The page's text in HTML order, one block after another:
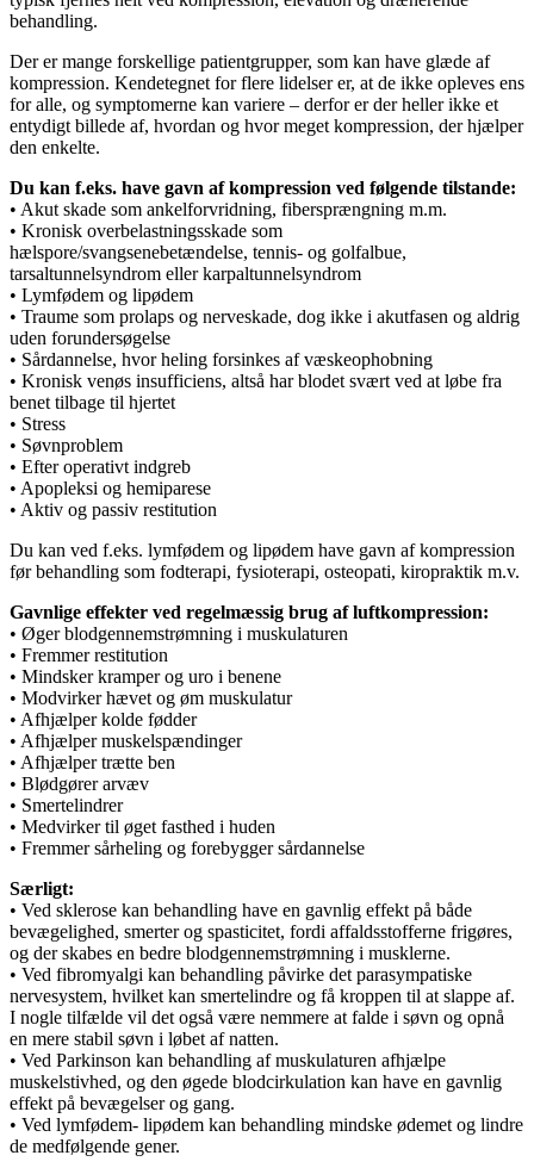
behandling.
Der er mange forskellige patientgrupper, som kan have glæde af
kompression. Kendetegnet for flere lidelser er, at de ikke opleves ens
for alle, og symptomerne kan variere – derfor er der heller ikke et
entydigt billede af, hvordan og hvor meget kompression, der hjælper
den enkelte.
Du kan f.eks. have gavn af kompression ved følgende tilstande:
• Akut skade som ankelforvridning, fibersprængning m.m.
• Kronisk overbelastningsskade som
hælspore/svangsenebetændelse, tennis- og golfalbue,
tarsaltunnelsyndrom eller karpaltunnelsyndrom
• Lymfødem og lipødem
• Traume som prolaps og nerveskade, dog ikke i akutfasen og aldrig
uden forundersøgelse
• Sårdannelse, hvor heling forsinkes af væskeophobning
• Kronisk venøs insufficiens, altså har blodet svært ved at løbe fra
benet tilbage til hjertet
• Stress
• Søvnproblem
• Efter operativt indgreb
• Apopleksi og hemiparese
• Aktiv og passiv restitution
Du kan ved f.eks. lymfødem og lipødem have gavn af kompression
før behandling som fodterapi, fysioterapi, osteopati, kiropraktik m.v.
Gavnlige effekter ved regelmæssig brug af luftkompression:
• Øger blodgennemstrømning i muskulaturen
• Fremmer restitution
• Mindsker kramper og uro i benene
• Modvirker hævet og øm muskulatur
• Afhjælper kolde fødder
• Afhjælper muskelspændinger
• Afhjælper trætte ben
• Blødgører arvæv
• Smertelindrer
• Medvirker til øget fasthed i huden
• Fremmer sårheling og forebygger sårdannelse
Særligt:
• Ved sklerose kan behandling have en gavnlig effekt på både
bevægelighed, smerter og spasticitet, fordi affaldsstofferne frigøres,
og der skabes en bedre blodgennemstrømning i musklerne.
• Ved fibromyalgi kan behandling påvirke det parasympatiske
nervesystem, hvilket kan smertelindre og få kroppen til at slappe af.
I nogle tilfælde vil det også være nemmere at falde i søvn og opnå
en mere stabil søvn i løbet af natten.
• Ved Parkinson kan behandling af muskulaturen afhjælpe
muskelstivhed, og den øgede blodcirkulation kan have en gavnlig
effekt på bevægelser og gang.
• Ved lymfødem- lipødem kan behandling mindske ødemet og lindre
de medfølgende gener.